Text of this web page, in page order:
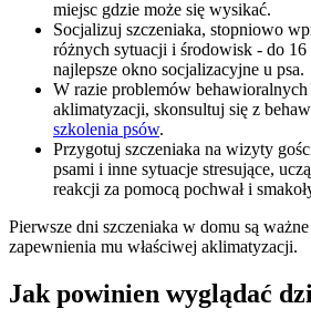
miejsc gdzie może się wysikać.
Socjalizuj szczeniaka, stopniowo
różnych sytuacji i środowisk - do 16
najlepsze okno socjalizacyjne u psa.
W razie problemów
aklimatyzacji, skonsultuj się z
szkolenia psów.
Przygotuj szczeniaka na wizyty
psami i inne sytuacje stresujące,
reakcji za pomocą pochwał i
Pierwsze dni szczeniaka w domu są
zapewnienia mu właściwej aklimatyzacji.
Jak powinien wyglądać